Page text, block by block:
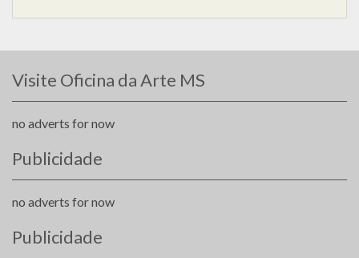
Visite Oficina da Arte MS
no adverts for now
Publicidade
no adverts for now
Publicidade